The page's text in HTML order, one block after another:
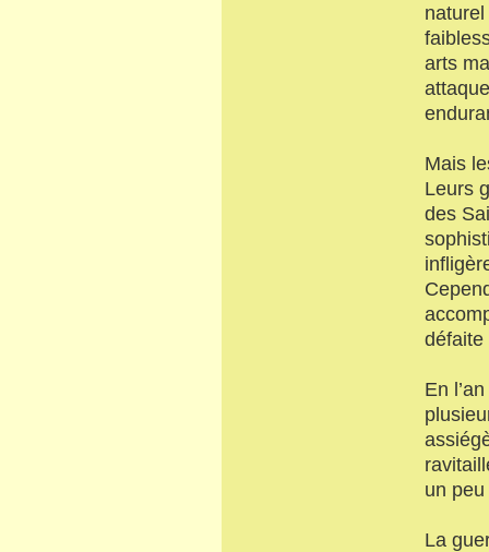
arts
Mais
Leurs
des
défaite
En
un
La